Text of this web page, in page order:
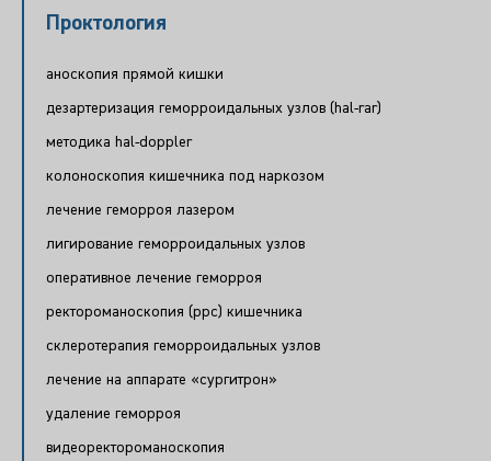
Проктология
аноскопия прямой кишки
дезартеризация геморроидальных узлов (hal-rar)
методика hal-doppler
колоноскопия кишечника под наркозом
лечение геморроя лазером
лигирование геморроидальных узлов
оперативное лечение геморроя
ректороманоскопия (ррс) кишечника
склеротерапия геморроидальных узлов
лечение на аппарате «сургитрон»
удаление геморроя
видеоректороманоскопия